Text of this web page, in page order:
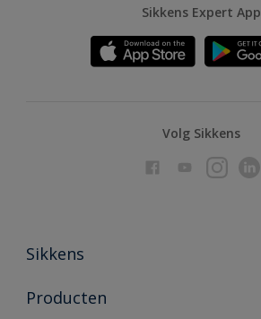
Sikkens Expert App
Volg Sikkens
Sikkens
Over Sikkens
Producten